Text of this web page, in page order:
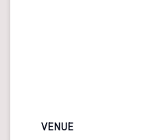
VENUE